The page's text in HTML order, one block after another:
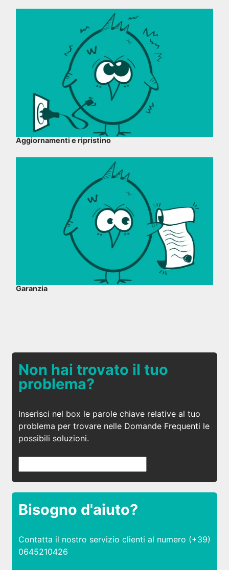
Aggiornamenti e ripristino
Garanzia
Non hai trovato il tuo
problema?
Inserisci nel box le parole chiave relative al tuo
problema per trovare nelle Domande Frequenti le
possibili soluzioni.
Bisogno d'aiuto?
Contatta il nostro servizio clienti al numero (+39)
0645210426